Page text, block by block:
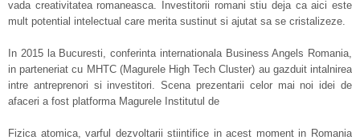
vada creativitatea romaneasca. Investitorii romani stiu deja ca aici este
mult potential intelectual care merita sustinut si ajutat sa se cristalizeze.
In 2015 la Bucuresti, conferinta internationala Business Angels Romania,
in parteneriat cu MHTC (Magurele High Tech Cluster) au gazduit intalnirea
intre antreprenori si investitori. Scena prezentarii celor mai noi idei de
afaceri a fost platforma Magurele Institutul de
Fizica atomica, varful dezvoltarii stiintifice in acest moment in Romania